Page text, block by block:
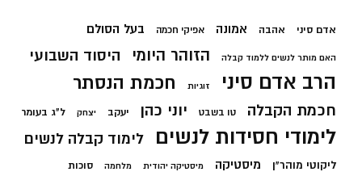
אדם סיני אהבה אמונה אפיקי חכמה בעל הסולם
האם מותר לנשים ללמוד קבלה הזוהר היומי היסוד השבועי
הרב אדם סיני זוגיות חכמת הנסתר
חכמת הקבלה טו בשבט יוני כהן יעקב יצחק ל"ג בעומר
לימודי חסידות לנשים לימוד קבלה לנשים
ליקוטי מוהר"ן מיסטיקה מיסטיקה יהודית מלחמה סוכות